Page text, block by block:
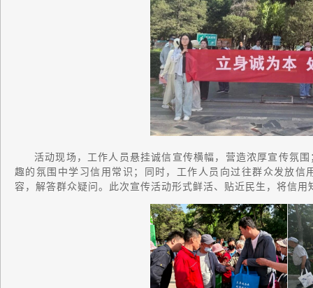
活动现场，工作人员悬挂诚信宣传横幅，营造浓厚宣传氛
趣的氛围中学习信用常识；同时，工作人员向过往群众发放
容，解答群众疑问。 此次宣传活动形式鲜活、贴近民生，将信